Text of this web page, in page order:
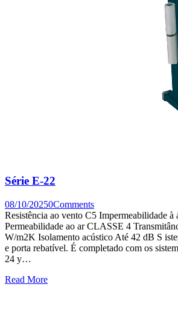
Série E-22
08/10/20250Comments
Resistência ao vento C5 Impermeabilidade à
Permeabilidade ao ar CLASSE 4
W/m2K Isolamento acústico Até 42 dB S
e porta rebatível. É completado com os
24 y…
Read More